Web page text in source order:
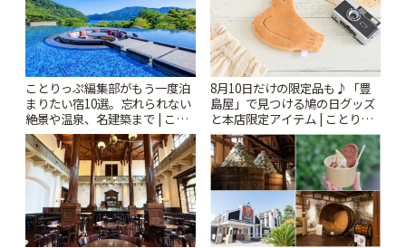
ことりっぷ編集部がもう一度泊
まりたい宿10選。忘れられない
絶景や温泉、名建築まで | こと
りっぷ
8月10日だけの限定品も♪「豊
島屋」で見つける鳩の日グッズ
と本店限定アイテム | ことりっ
ぷ